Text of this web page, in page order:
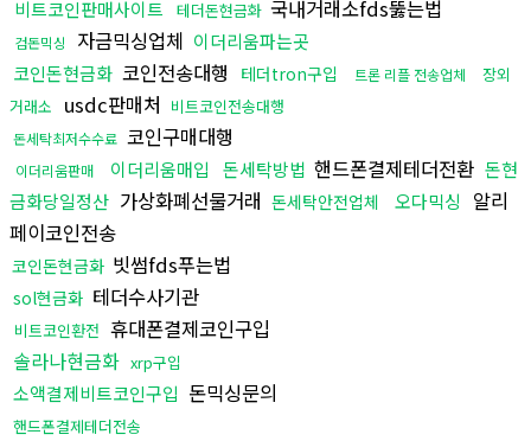
비트코인판매사이트 테더돈현금화 국내거래소fds뚫는법
검돈믹싱 자금믹싱업체 이더리움파는곳
코인돈현금화 코인전송대행 테더tron구입 트론 리플 전송업체
장외
거래소
usdc판매처 비트코인전송대행
돈세탁최저수수료 코인구매대행
이더리움판매 이더리움매입 돈세탁방법 핸드폰결제테더전환 돈현
금화당일정산 가상화폐선물거래 돈세탁안전업체 오다믹싱
알리
페이코인전송
코인돈현금화 빗썸fds푸는법
sol현금화 테더수사기관
비트코인환전 휴대폰결제코인구입
솔라나현금화 xrp구입
소액결제비트코인구입 돈믹싱문의
핸드폰결제테더전송